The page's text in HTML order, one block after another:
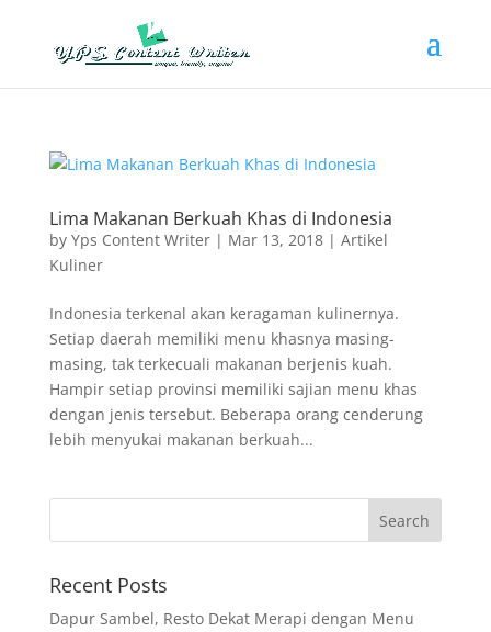
Lima Makanan Berkuah Khas di Indonesia
by Yps Content Writer| Mar 13, 2018| Artikel
Kuliner
Indonesia terkenal akan keragaman kulinernya.
Setiap daerah memiliki menu khasnya masing-
masing, tak terkecuali makanan berjenis kuah.
Hampir setiap provinsi memiliki sajian menu khas
dengan jenis tersebut. Beberapa orang cenderung
lebih menyukai makanan berkuah...
Recent Posts
Dapur Sambel, Resto Dekat Merapi dengan Menu